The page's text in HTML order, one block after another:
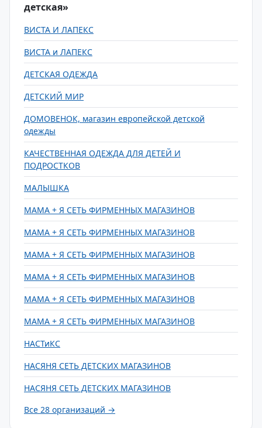
детская»
ВИСТА И ЛАПЕКС
ВИСТА и ЛАПЕКС
ДЕТСКАЯ ОДЕЖДА
ДЕТСКИЙ МИР
ДОМОВЕНОК, магазин европейской детской
одежды
КАЧЕСТВЕННАЯ ОДЕЖДА ДЛЯ ДЕТЕЙ И
ПОДРОСТКОВ
МАЛЫШКА
МАМА + Я СЕТЬ ФИРМЕННЫХ МАГАЗИНОВ
МАМА + Я СЕТЬ ФИРМЕННЫХ МАГАЗИНОВ
МАМА + Я СЕТЬ ФИРМЕННЫХ МАГАЗИНОВ
МАМА + Я СЕТЬ ФИРМЕННЫХ МАГАЗИНОВ
МАМА + Я СЕТЬ ФИРМЕННЫХ МАГАЗИНОВ
МАМА + Я СЕТЬ ФИРМЕННЫХ МАГАЗИНОВ
НАСТиКС
НАСЯНЯ СЕТЬ ДЕТСКИХ МАГАЗИНОВ
НАСЯНЯ СЕТЬ ДЕТСКИХ МАГАЗИНОВ
Все 28 организаций →